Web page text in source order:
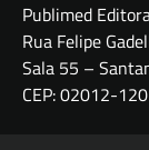
Publimed
Rua Felipe
Sala 55 –
CEP: 02012-